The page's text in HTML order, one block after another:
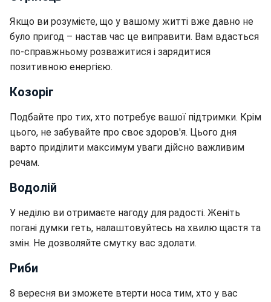
Якщо ви розумієте, що у вашому житті вже давно не
було пригод – настав час це виправити. Вам вдасться
по-справжньому розважитися і зарядитися
позитивною енергією.
Козоріг
Подбайте про тих, хто потребує вашої підтримки. Крім
цього, не забувайте про своє здоров'я. Цього дня
варто приділити максимум уваги дійсно важливим
речам.
Водолій
У неділю ви отримаєте нагоду для радості. Женіть
погані думки геть, налаштовуйтесь на хвилю щастя та
змін. Не дозволяйте смутку вас здолати.
Риби
8 вересня ви зможете втерти носа тим, хто у вас